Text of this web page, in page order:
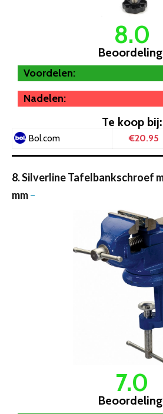
8.0
Beoordeling
Voordelen:
Nadelen:
Te koop bij:
Bol.com €20.95
8. Silverline Tafelbankschroef
mm–
7.0
Beoordeling